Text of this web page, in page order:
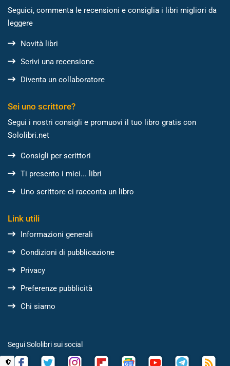
Seguici, commenta le recensioni e consiglia i libri migliori da
leggere
Novità libri
Scrivi una recensione
Diventa un collaboratore
Sei uno scrittore?
Segui i nostri consigli e promuovi il tuo libro gratis con
Sololibri.net
Consigli per scrittori
Ti presento i miei... libri
Uno scrittore ci racconta un libro
Link utili
Informazioni generali
Condizioni di pubblicazione
Privacy
Preferenze pubblicità
Chi siamo
Segui Sololibri sui social